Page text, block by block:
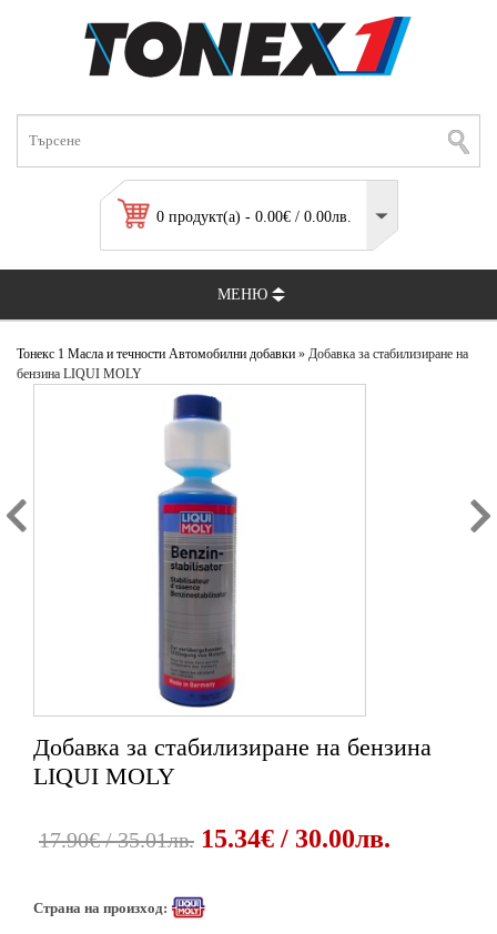
0 продукт(а) - 0.00€ / 0.00лв.
МЕНЮ
Тонекс 1 Масла и течности Автомобилни добавки » Добавка за стабилизиране на
бензина LIQUI MOLY
консервиране на бензин консервиране на двигател консервация на бензин
Добавка за стабилизиране на бензина
LIQUI MOLY
17.90€ / 35.01лв. 15.34€ / 30.00лв.
Страна на произход: